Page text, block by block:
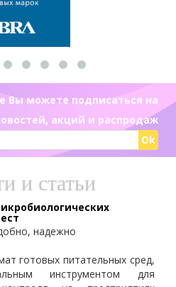
Вы можете подписаться на
акций и распродаж
Ok
и статьи
надежно
готовых питательных сред,
инструментом для